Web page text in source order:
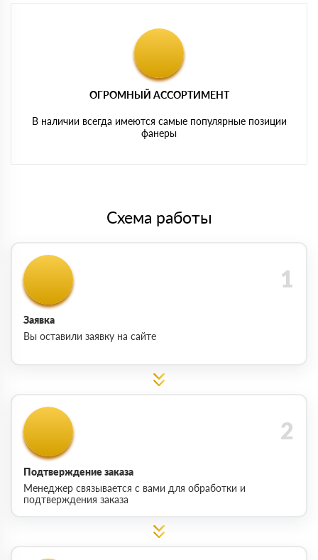
ОГРОМНЫЙ АССОРТИМЕНТ
В наличии всегда имеются самые популярные позиции
фанеры
Схема работы
Заявка
Вы оставили заявку на сайте
Подтверждение заказа
Менеджер связывается с вами для обработки и
подтверждения заказа